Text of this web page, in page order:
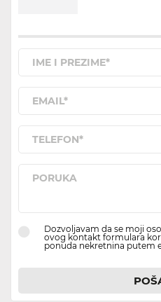
Dozvoljavam da se moji
ovog kontakt formulara
ponuda nekretnina putem